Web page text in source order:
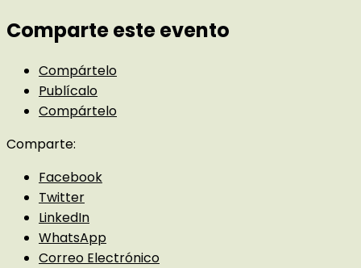
Comparte este evento
Compártelo
Publícalo
Compártelo
Comparte:
Facebook
Twitter
LinkedIn
WhatsApp
Correo Electrónico